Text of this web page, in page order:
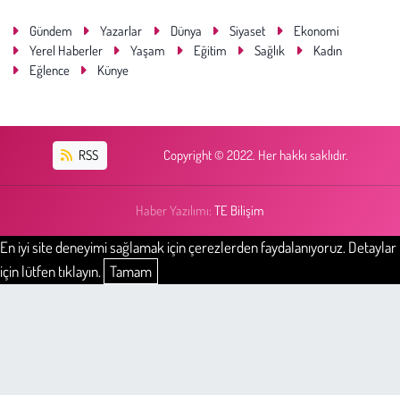
Gündem Yazarlar Dünya Siyaset
Ekonomi
Yerel Haberler
Yaşam Eğitim Sağlık
Kadın
Eğlence
Künye
RSS Copyright © 2022. Her hakkı saklıdır.
Haber Yazılımı: TE Bilişim
En iyi site deneyimi sağlamak için çerezlerden faydalanıyoruz. Detaylar
için lütfen tıklayın. Tamam